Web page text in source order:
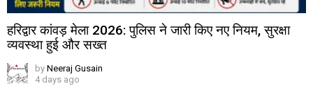
हरिद्वार कांवड़ मेला 2026: पुलिस ने जारी किए नए नियम, सुरक्षा
व्यवस्था हुई और सख्त
by Neeraj Gusain
4 days ago